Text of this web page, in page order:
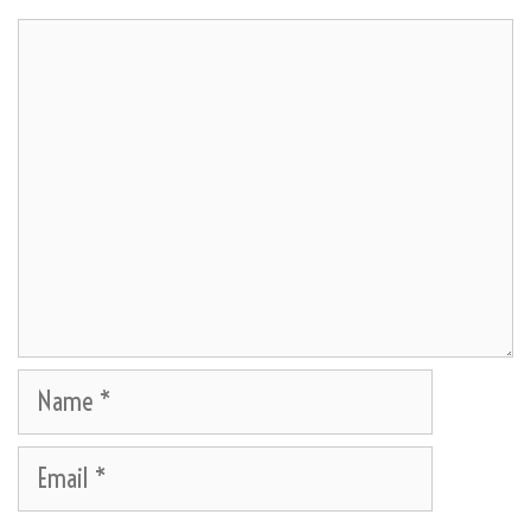
Name
Email